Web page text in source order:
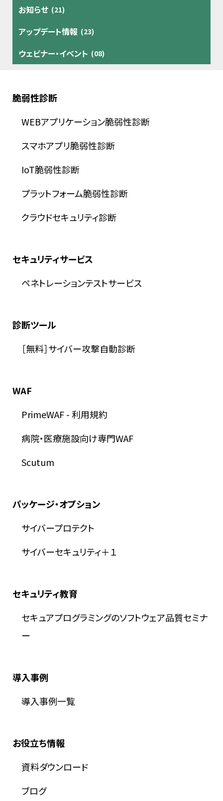
お知らせ (21)
アップデート情報 (23)
ウェビナー・イベント (08)
脆弱性診断
WEBアプリケーション脆弱性診断
スマホアプリ脆弱性診断
IoT脆弱性診断
プラットフォーム脆弱性診断
クラウドセキュリティ診断
セキュリティサービス
ペネトレーションテストサービス
診断ツール
［無料］サイバー攻撃自動診断
WAF
PrimeWAF-利用規約
病院・医療施設向け専門WAF
Scutum
パッケージ・オプション
サイバープロテクト
サイバーセキュリティ＋１
セキュリティ教育
セキュアプログラミングのソフトウェア品質セミナ
ー
導入事例
導入事例一覧
お役立ち情報
資料ダウンロード
ブログ